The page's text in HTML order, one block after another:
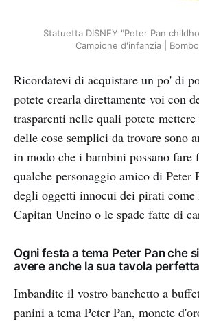
Statuetta DISNEY "Peter Pan
Campione d'infanzia |
Ricordatevi di acquistare un po' di
potete crearla direttamente voi con
trasparenti nelle quali potete
delle cose semplici da trovare sono
in modo che i bambini possano fare
qualche personaggio amico di Peter
degli oggetti innocui dei pirati
Capitan Uncino o le spade fatte di
Ogni festa a tema Peter Pan che
avere anche la sua tavola perfetta
Imbandite il vostro banchetto a
panini a tema Peter Pan, monete